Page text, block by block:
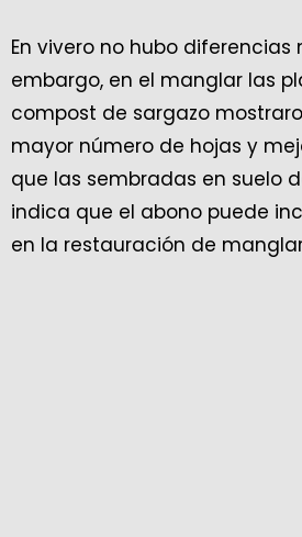
En vivero no hubo diferencias
embargo, en el manglar las
compost de sargazo
mayor número de hojas y
que las sembradas en suelo
indica que el abono puede
en la restauración de